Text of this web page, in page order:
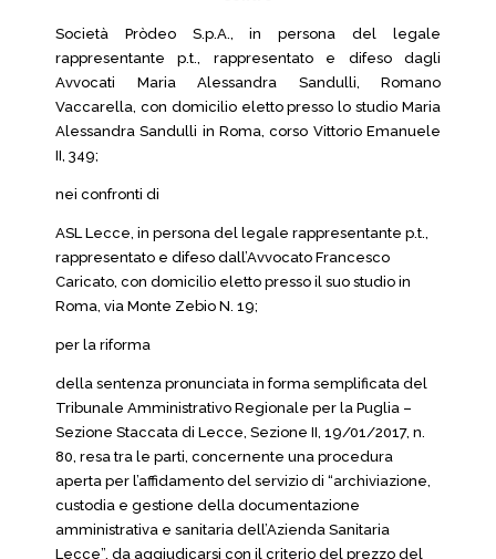
Società Pròdeo S.p.A., in persona del legale
rappresentante p.t., rappresentato e difeso dagli
Avvocati Maria Alessandra Sandulli, Romano
Vaccarella, con domicilio eletto presso lo studio Maria
Alessandra Sandulli in Roma, corso Vittorio Emanuele
II, 349;
nei confronti di
ASL Lecce, in persona del legale rappresentante p.t.,
rappresentato e difeso dall’Avvocato Francesco
Caricato, con domicilio eletto presso il suo studio in
Roma, via Monte Zebio N. 19;
per la riforma
della sentenza pronunciata in forma semplificata del
Tribunale Amministrativo Regionale per la Puglia –
Sezione Staccata di Lecce, Sezione II, 19/01/2017, n.
80, resa tra le parti, concernente una procedura
aperta per l’affidamento del servizio di “archiviazione,
custodia e gestione della documentazione
amministrativa e sanitaria dell’Azienda Sanitaria
Lecce”, da aggiudicarsi con il criterio del prezzo del